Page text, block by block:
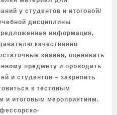
у студентов и итоговой/
дисциплины
информация,
качественно
знания, оценивать
предмету и проводить
и студентов – закрепить
к тестовым
и итоговым мероприятиям.